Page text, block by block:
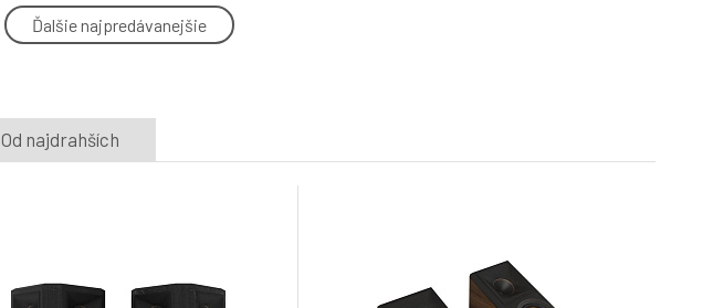
REFERENCE R-40SA
Ďalšie najpredávanejšie
Od najdrahších